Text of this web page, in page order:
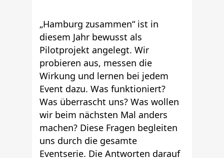
„Hamburg zusammen“ ist in
diesem Jahr bewusst als
Pilotprojekt angelegt. Wir
probieren aus, messen die
Wirkung und lernen bei jedem
Event dazu. Was funktioniert?
Was überrascht uns? Was wollen
wir beim nächsten Mal anders
machen? Diese Fragen begleiten
uns durch die gesamte
Eventserie. Die Antworten darauf